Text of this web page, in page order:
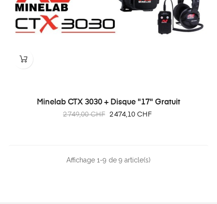
Minelab CTX 3030 + Disque "17" Gratuit
Prix
2 749,00 CHF Prix
2 474,10 CHF
Affichage 1-9 de 9 article(s)